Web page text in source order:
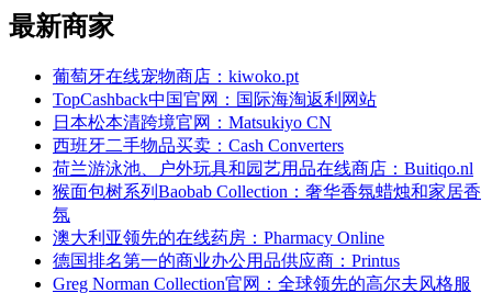
最新商家
葡萄牙在线宠物商店：kiwoko.pt
TopCashback中国官网：国际海淘返利网站
日本松本清跨境官网：Matsukiyo CN
西班牙二手物品买卖：Cash Converters
荷兰游泳池、户外玩具和园艺用品在线商店：Buitiqo.nl
猴面包树系列Baobab Collection：奢华香氛蜡烛和家居香
氛
澳大利亚领先的在线药房：Pharmacy Online
德国排名第一的商业办公用品供应商：Printus
Greg Norman Collection官网：全球领先的高尔夫风格服